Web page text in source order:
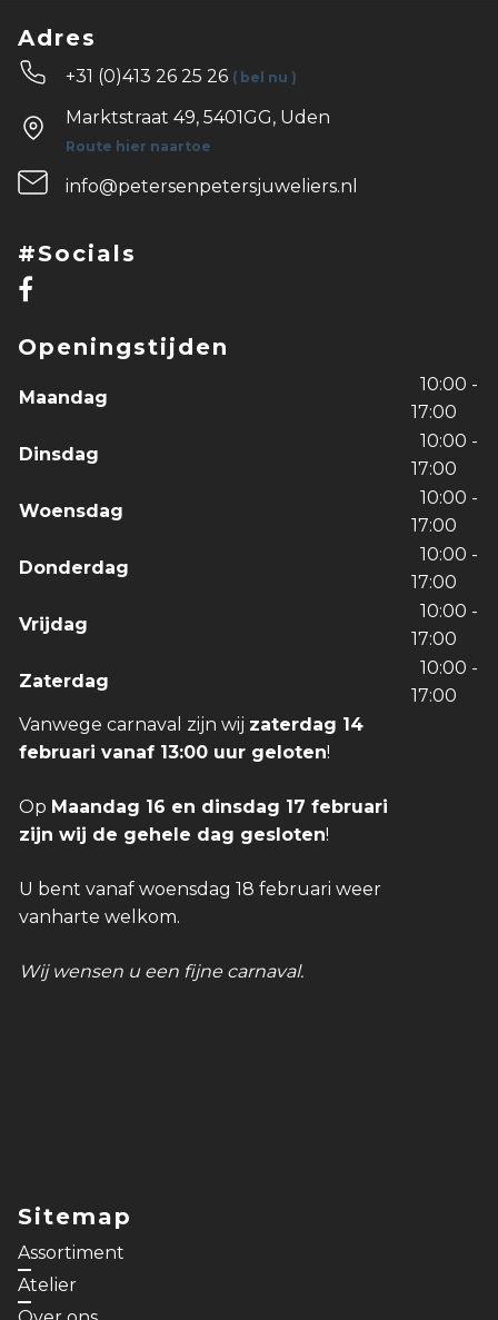
Adres
+31 (0)413 26 25 26 ( bel nu )
Marktstraat 49, 5401GG, Uden
Route hier naartoe
info@petersenpetersjuweliers.nl
#Socials
Openingstijden
Maandag
10:00 -
17:00
Dinsdag
10:00 -
17:00
Woensdag
10:00 -
17:00
Donderdag
10:00 -
17:00
Vrijdag
10:00 -
17:00
Zaterdag
10:00 -
17:00
Vanwege carnaval zijn wij zaterdag 14
februari vanaf 13:00 uur geloten!
Op Maandag 16 en dinsdag 17 februari
zijn wij de gehele dag gesloten!
U bent vanaf woensdag 18 februari weer
vanharte welkom.
Wij wensen u een fijne carnaval.
Sitemap
Assortiment
Atelier